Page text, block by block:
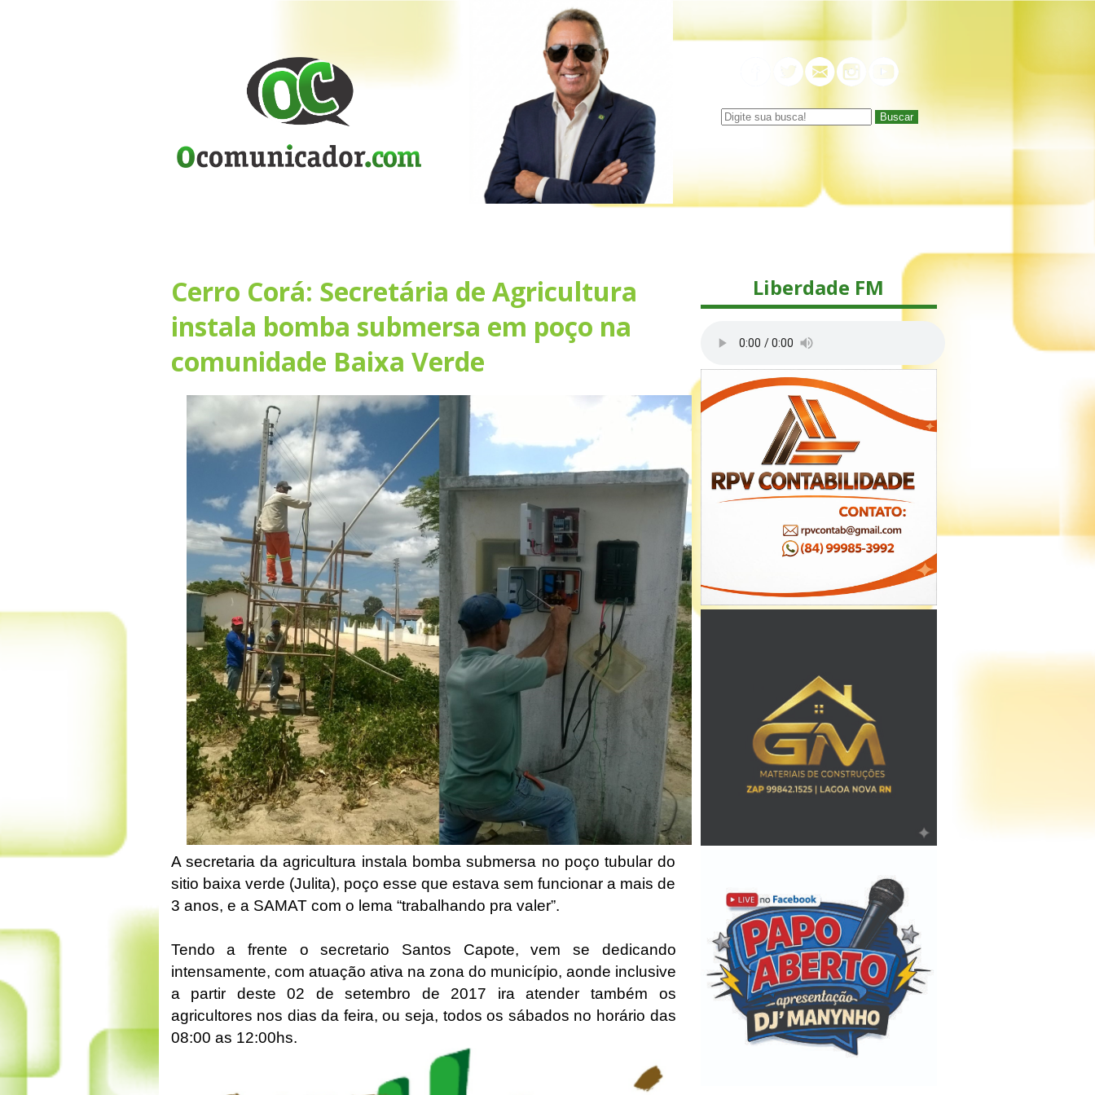
Buscar
Cerro Corá: Secretária de Agricultura
instala bomba submersa em poço na
comunidade Baixa Verde
A secretaria da agricultura instala bomba submersa no poço tubular do
sitio baixa verde (Julita), poço esse que estava sem funcionar a mais de
3 anos, e a SAMAT com o lema “trabalhando pra valer”.
Tendo a frente o secretario Santos Capote, vem se dedicando
intensamente, com atuação ativa na zona do município, aonde inclusive
a partir deste 02 de setembro de 2017 ira atender também os
agricultores nos dias da feira, ou seja, todos os sábados no horário das
08:00 as 12:00hs.
Liberdade FM